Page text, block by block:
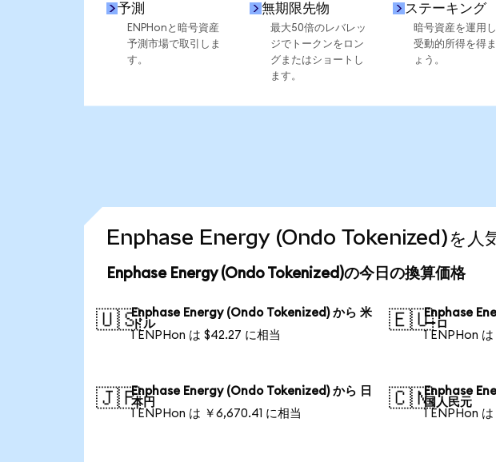
予測
ENPHonと暗号資産
予測市場で取引しま
す。
無期限先物
最大50倍のレバレッ
ジでトークンをロン
グまたはショートし
ます。
ステーキング
暗号資産を運用
受動的所得を得
ょう。
Enphase Energy (Ondo Tokenized)を人気
Enphase Energy (Ondo Tokenized)の今日の換算価格
🇺🇸Enphase Energy (Ondo Tokenized) から 米
ドル
1 ENPHon は $42.27 に相当
🇪🇺Enphase
ーロ
1 ENPHon
🇯🇵Enphase Energy (Ondo Tokenized) から 日
本円
1 ENPHon は ￥6,670.41 に相当
🇨🇳Enphase
国人民元
1 ENPHon